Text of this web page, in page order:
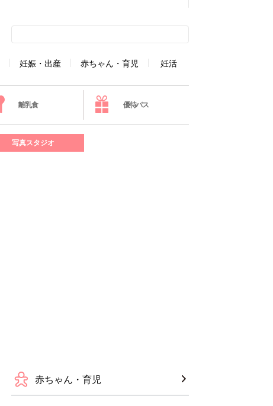
妊娠・出産 赤ちゃん・育児 妊活
離乳食 優待パス
写真スタジオ
赤ちゃん・育児